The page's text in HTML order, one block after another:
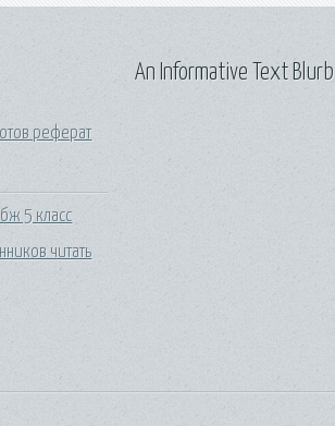
реферат
5 класс
читать
An Informative Text Blurb